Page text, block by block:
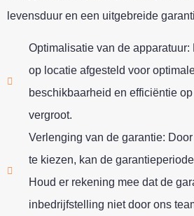
levensduur en een uitgebreide
Optimalisatie van de apparatuur:
op locatie afgesteld voor
beschikbaarheid en efficiëntie
vergroot.
Verlenging van de garantie:
te kiezen, kan de
Houd er rekening mee dat de
inbedrijfstelling niet door ons